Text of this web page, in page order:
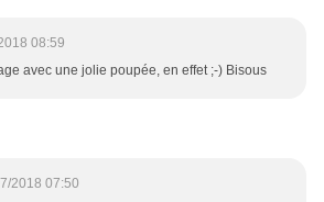
08:59
avec une jolie poupée, en effet ;-) Bisous
2018 07:50